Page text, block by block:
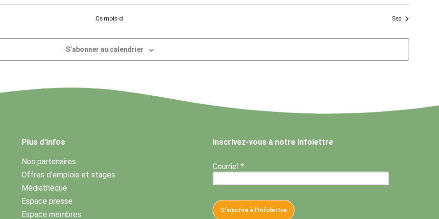
Ce mois-ci Sep
S’abonner au calendrier
Plus d'infos
Nos partenaires
Offres d’emplois et stages
Médiathèque
Espace presse
Espace membres
Inscrivez-vous à notre Infolettre
Courriel *